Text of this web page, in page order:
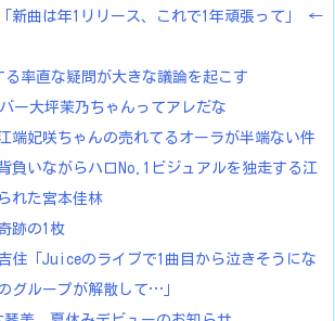
新曲は年1リリース、これで1年頑張って」 ←
率直な疑問が大きな議論を起こす
バー大坪茉乃ちゃんってアレだな
端妃咲ちゃんの売れてるオーラが半端ない件
負いながらハロNo.1ビジュアルを独走する江
れた宮本佳林
跡の1枚
住「Juiceのライブで1曲目から泣きそうにな
グループが解散して…」